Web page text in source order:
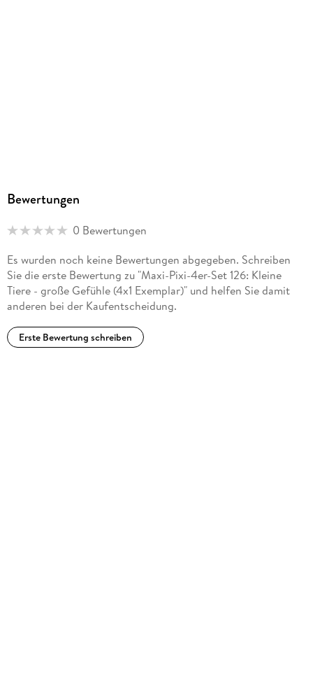
Bewertungen
0 Bewertungen
Es wurden noch keine Bewertungen abgegeben. Schreiben
Sie die erste Bewertung zu "Maxi-Pixi-4er-Set 126: Kleine
Tiere - große Gefühle (4x1 Exemplar)" und helfen Sie damit
anderen bei der Kaufentscheidung.
Erste Bewertung schreiben